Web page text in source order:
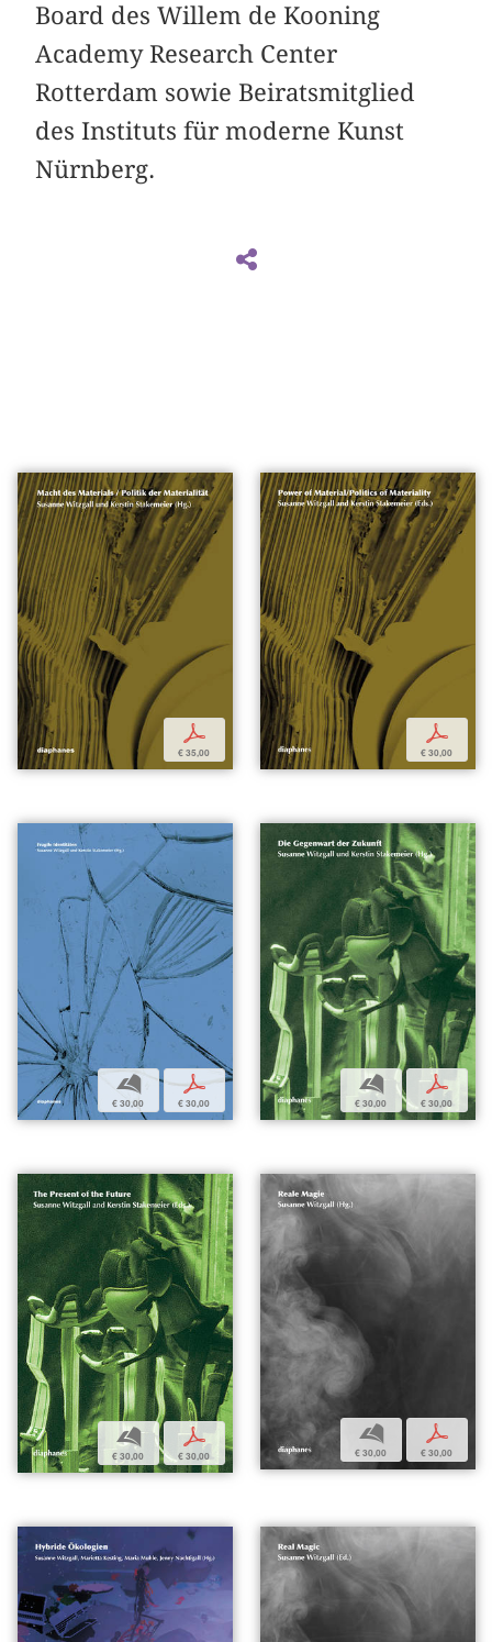
Board des Willem de Kooning
Academy Research Center
Rotterdam sowie Beiratsmitglied
des Instituts für moderne Kunst
Nürnberg.
p
€ 35,00
p
€ 30,00
b
€ 30,00
p
€ 30,00
b
€ 30,00
p
€ 30,00
b
€ 30,00
p
€ 30,00
b
€ 30,00
p
€ 30,00